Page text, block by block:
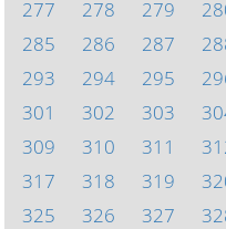
277
278 279
285
286 287
293
294 295
301
302 303
309
310 311
317
318 319
325
326 327